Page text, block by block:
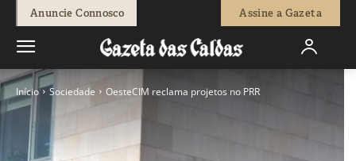
Anuncie Connosco Assine a Gazeta
Início Sociedade OesteCIM reclama projetos no PRR